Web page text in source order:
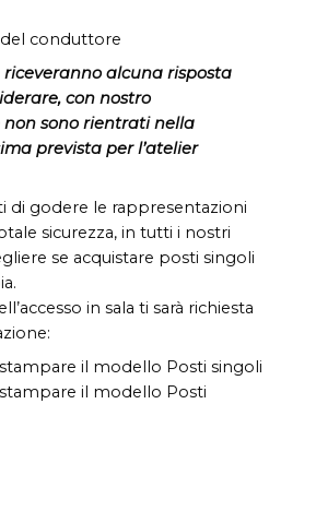
del conduttore
riceveranno alcuna risposta
con nostro
non sono rientrati nella
prevista per l’atelier
di godere le rappresentazioni
sicurezza, in tutti i nostri
se acquistare posti singoli
in sala ti sarà richiesta
il modello Posti singoli
il modello Posti